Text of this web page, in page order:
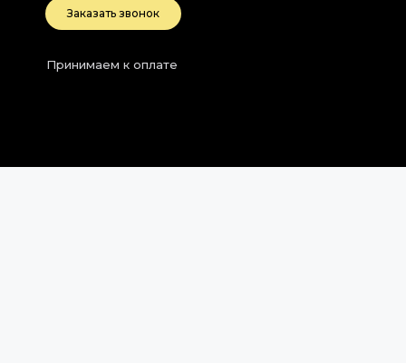
Заказать звонок
Принимаем к оплате